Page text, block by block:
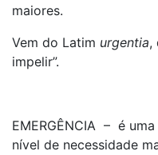
maiores.
Vem do Latim urgentia,
impelir”.
EMERGÊNCIA – é
nível de necessidade